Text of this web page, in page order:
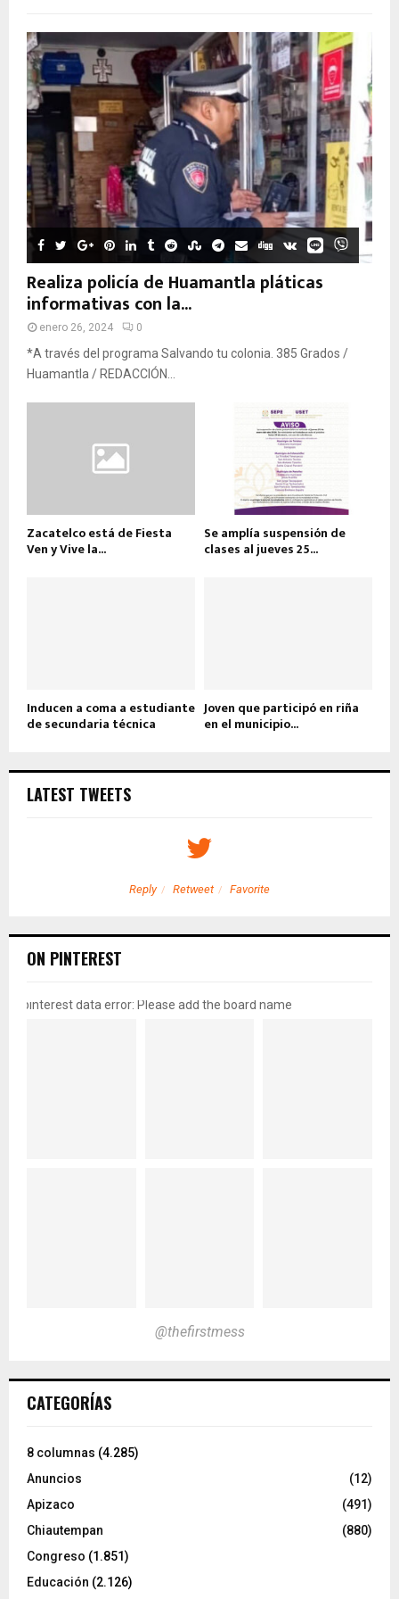
Realiza policía de Huamantla pláticas
informativas con la...
enero 26, 2024 0
*A través del programa Salvando tu colonia. 385 Grados /
Huamantla / REDACCIÓN...
Zacatelco está de Fiesta
Ven y Vive la...
Se amplía suspensión de
clases al jueves 25...
Inducen a coma a estudiante
de secundaria técnica
Joven que participó en riña
en el municipio...
LATEST TWEETS
Reply Retweet Favorite
ON PINTEREST
pinterest data error: Please add the board name
@thefirstmess
CATEGORÍAS
8 columnas (4.285)
Anuncios
(12)
Apizaco
(491)
Chiautempan
(880)
Congreso (1.851)
Educación (2.126)